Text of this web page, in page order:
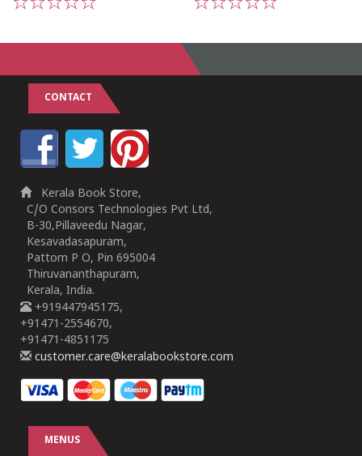
CONTACT
Kerala Book Store,
C/O Consors Technologies Pvt Ltd,
B-30,Pillaveedu Nagar,
Kesavadasapuram,
Pattom P O, Pin 695004
Thiruvananthapuram,
Kerala, India.
+919447945175,
+91471-2554670,
+91471-4851175
customer.care@keralabookstore.com
MENUS